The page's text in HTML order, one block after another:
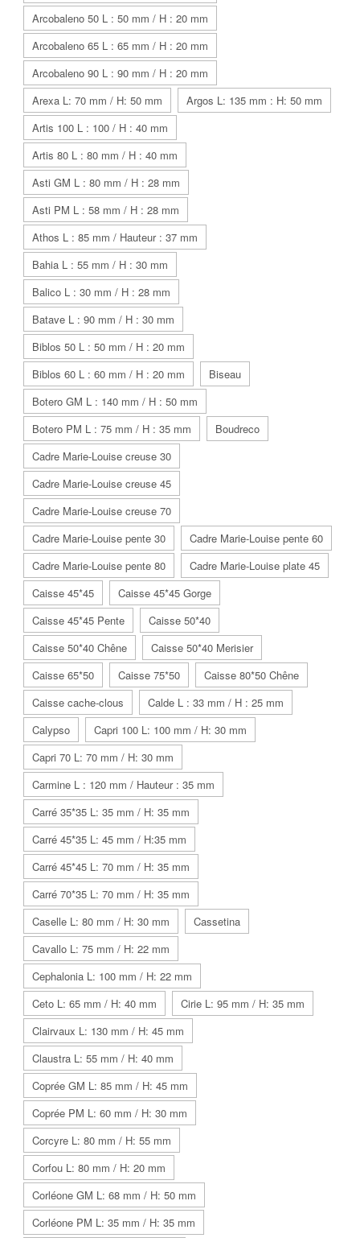
Arcobaleno 50 L : 50 mm / H : 20 mm
Arcobaleno 65 L : 65 mm / H : 20 mm
Arcobaleno 90 L : 90 mm / H : 20 mm
Arexa L: 70 mm / H: 50 mm
Argos L: 135 mm : H: 50 mm
Artis 100 L : 100 / H : 40 mm
Artis 80 L : 80 mm / H : 40 mm
Asti GM L : 80 mm / H : 28 mm
Asti PM L : 58 mm / H : 28 mm
Athos L : 85 mm / Hauteur : 37 mm
Bahia L : 55 mm / H : 30 mm
Balico L : 30 mm / H : 28 mm
Batave L : 90 mm / H : 30 mm
Biblos 50 L : 50 mm / H : 20 mm
Biblos 60 L : 60 mm / H : 20 mm
Biseau
Botero GM L : 140 mm / H : 50 mm
Botero PM L : 75 mm / H : 35 mm
Boudreco
Cadre Marie-Louise creuse 30
Cadre Marie-Louise creuse 45
Cadre Marie-Louise creuse 70
Cadre Marie-Louise pente 30
Cadre Marie-Louise pente 60
Cadre Marie-Louise pente 80
Cadre Marie-Louise plate 45
Caisse 45*45
Caisse 45*45 Gorge
Caisse 45*45 Pente
Caisse 50*40
Caisse 50*40 Chêne
Caisse 50*40 Merisier
Caisse 65*50
Caisse 75*50
Caisse 80*50 Chêne
Caisse cache-clous
Calde L : 33 mm / H : 25 mm
Calypso
Capri 100 L: 100 mm / H: 30 mm
Capri 70 L: 70 mm / H: 30 mm
Carmine L : 120 mm / Hauteur : 35 mm
Carré 35*35 L: 35 mm / H: 35 mm
Carré 45*35 L: 45 mm / H:35 mm
Carré 45*45 L: 70 mm / H: 35 mm
Carré 70*35 L: 70 mm / H: 35 mm
Caselle L: 80 mm / H: 30 mm
Cassetina
Cavallo L: 75 mm / H: 22 mm
Cephalonia L: 100 mm / H: 22 mm
Ceto L: 65 mm / H: 40 mm
Cirie L: 95 mm / H: 35 mm
Clairvaux L: 130 mm / H: 45 mm
Claustra L: 55 mm / H: 40 mm
Coprée GM L: 85 mm / H: 45 mm
Coprée PM L: 60 mm / H: 30 mm
Corcyre L: 80 mm / H: 55 mm
Corfou L: 80 mm / H: 20 mm
Corléone GM L: 68 mm / H: 50 mm
Corléone PM L: 35 mm / H: 35 mm